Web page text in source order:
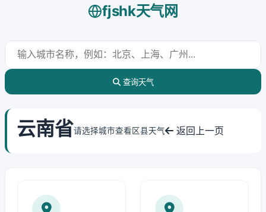
fjshk天气网
查询天气
云南省请选择城市查看区县天气 返回上一页